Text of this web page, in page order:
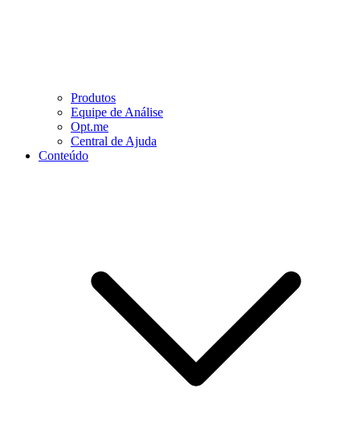
Produtos
Equipe de Análise
Opt.me
Central de Ajuda
Conteúdo